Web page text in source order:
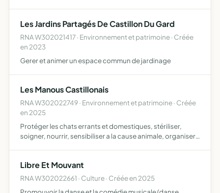
échan…
Les Jardins Partagés De Castillon Du Gard
RNA W302021417 · Environnement et patrimoine · Créée
en 2023
Gerer et animer un espace commun de jardinage
Les Manous Castillonais
RNA W302022749 · Environnement et patrimoine · Créée
en 2025
Protéger les chats errants et domestiques, stériliser,
soigner, nourrir, sensibiliser a la cause animale, organiser
Libre Et Mouvant
RNA W302022661 · Culture · Créée en 2025